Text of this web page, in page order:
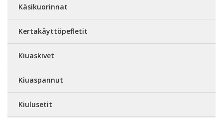
Käsikuorinnat
Kertakäyttöpefletit
Kiuaskivet
Kiuaspannut
Kiulusetit